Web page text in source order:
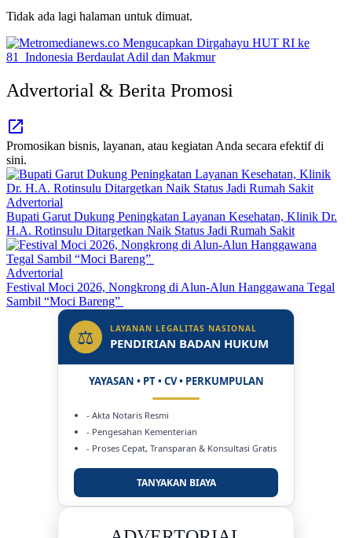
Tidak ada lagi halaman untuk dimuat.
Advertorial & Berita Promosi
Promosikan bisnis, layanan, atau kegiatan Anda secara efektif di
sini.
Advertorial
Bupati Garut Dukung Peningkatan Layanan Kesehatan, Klinik Dr.
H.A. Rotinsulu Ditargetkan Naik Status Jadi Rumah Sakit
Advertorial
Festival Moci 2026, Nongkrong di Alun-Alun Hanggawana Tegal
Sambil “Moci Bareng”
⚖ LAYANAN LEGALITAS NASIONAL
PENDIRIAN BADAN HUKUM
YAYASAN • PT • CV • PERKUMPULAN
- Akta Notaris Resmi
- Pengesahan Kementerian
- Proses Cepat, Transparan & Konsultasi Gratis
TANYAKAN BIAYA